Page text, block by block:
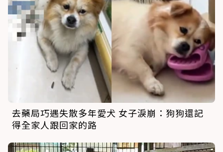
去藥局巧遇失散多年愛犬 女子淚崩：狗狗還記
得全家人跟回家的路